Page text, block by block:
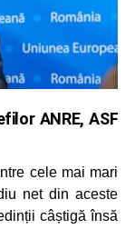
ANRE, ASF
cele mai mari
net din aceste
câștigă însă